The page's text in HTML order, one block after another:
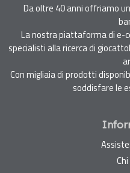
Da oltre 40 anni offriamo
La nostra piattaforma di e-
specialisti alla ricerca di
Con migliaia di prodotti
soddisfare le